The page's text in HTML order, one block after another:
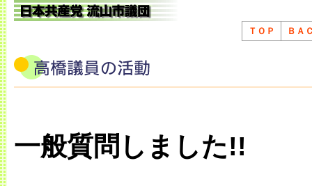
ＴＯＰ ＢＡ
一般質問しました!!